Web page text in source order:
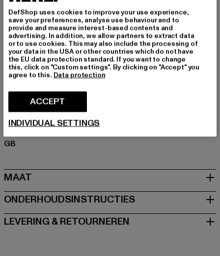
Type huls: Korte mouw
Details: Merklogo
Cut: Regelmatig
Merk: Pas De Monaco
Kategori: Kleding
Kleur: schwarz
Kleur fabrikant: black
Art.Nr: 0009016-00007
Fabrikant: Zabou House |Krishna@zabou.co.uk
GB
MAAT
ONDERHOUDSINSTRUCTIES
LEVERING & RETOURNEREN
DefShop uses cookies to improve your use experience,
save your preferences, analyse use behaviour and to
provide and measure interest-based contents and
advertising. In addition, we allow partners to extract data
or to use cookies. This may also include the processing of
your data in the USA or other countries which do not have
the EU data protection standard. If you want to change
this, click on "Custom settings". By clicking on "Accept" you
agree to this. Data protection
ACCEPT
INDIVIDUAL SETTINGS